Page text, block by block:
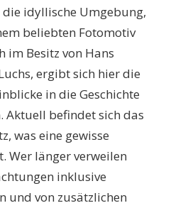
idyllische Umgebung,
beliebten Fotomotiv
im Besitz von Hans
ergibt sich hier die
in die Geschichte
Aktuell befindet sich das
was eine gewisse
Wer länger verweilen
inklusive
und von zusätzlichen